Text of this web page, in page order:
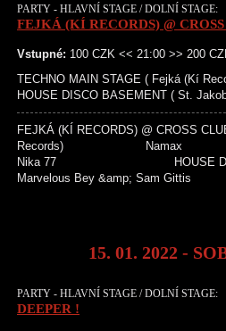
PARTY - HLAVNÍ STAGE / DOLNÍ STAGE:
FEJKÁ (KÍ RECORDS) @
Vstupné: 100 CZK << 21:00 >> 200
TECHNO MAIN STAGE ( Fejká (Kí
HOUSE DISCO BASEMENT ( St.
FEJKÁ (KÍ RECORDS) @
Records) Namax
Nika 77 HOUSE
Marvelous Bey &amp; Sam
15. 01. 2022 -
PARTY - HLAVNÍ STAGE / DOLNÍ STAGE:
DEEPER !